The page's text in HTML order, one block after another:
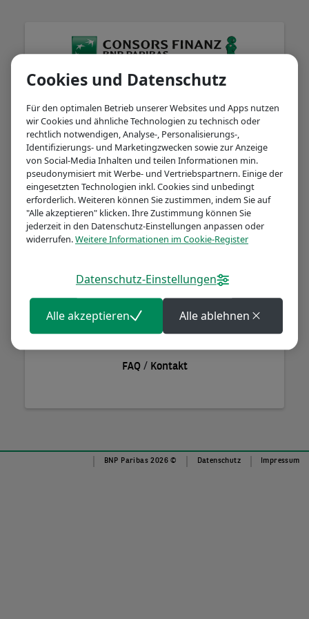
Herzlich willkommen!
Kontonummer
Passwort / Online-Banking-PIN
Passwort vergessen?
Anmelden
FAQ/ Kontakt
Impressum
Datenschutz
© BNP Paribas 2026
Cookies und Datenschutz
Für den optimalen Betrieb unserer Websites und Apps nutzen
wir Cookies und ähnliche Technologien zu technisch oder
rechtlich notwendigen, Analyse-, Personalisierungs-,
Identifizierungs- und Marketingzwecken sowie zur Anzeige
von Social-Media Inhalten und teilen Informationen min.
pseudonymisiert mit Werbe- und Vertriebspartnern. Einige der
eingesetzten Technologien inkl. Cookies sind unbedingt
erforderlich. Weiteren können Sie zustimmen, indem Sie auf
"Alle akzeptieren" klicken. Ihre Zustimmung können Sie
jederzeit in den Datenschutz-Einstellungen anpassen oder
widerrufen.Weitere Informationen im Cookie-Register
Datenschutz-Einstellungen
Alle ablehnen
Alle akzeptieren